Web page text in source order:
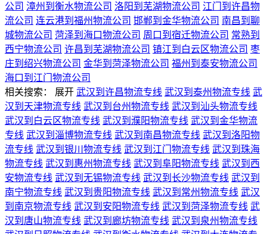
公司 漳州到衡水物流公司 洛阳到芜湖物流公司 江门到许昌物
流公司 连云港到福州物流公司 邯郸到金华物流公司 南昌到聊
城物流公司 菏泽到海口物流公司 周口到宿迁物流公司 常熟到
西宁物流公司 许昌到芜湖物流公司 镇江到白云区物流公司 枣
庄到绍兴物流公司 金华到菏泽物流公司 福州到泰安物流公司
海口到江门物流公司
相关搜索： 展开 武汉到许昌物流专线 武汉到泰州物流专线 武
汉到天津物流专线 武汉到台州物流专线 武汉到汕头物流专线
武汉到白云区物流专线 武汉到濮阳物流专线 武汉到金华物流
专线 武汉到淄博物流专线 武汉到南昌物流专线 武汉到洛阳物
流专线 武汉到银川物流专线 武汉到江门物流专线 武汉到珠海
物流专线 武汉到惠州物流专线 武汉到阜阳物流专线 武汉到西
安物流专线 武汉到无锡物流专线 武汉到长沙物流专线 武汉到
南宁物流专线 武汉到贵阳物流专线 武汉到常州物流专线 武汉
到南京物流专线 武汉到安阳物流专线 武汉到菏泽物流专线 武
汉到唐山物流专线 武汉到廊坊物流专线 武汉到泉州物流专线